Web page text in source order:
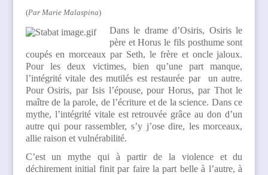
(Par Marie Malaspina)
Dans le drame d’Osiris, Osiris le
père et Horus le fils posthume sont
coupés en morceaux par Seth, le frère et oncle jaloux.
Pour les deux victimes, bien qu’une part manque,
l’intégrité vitale des mutilés est restaurée par
un autre.
Pour Osiris, par Isis l’épouse, pour Horus, par Thot le
maître de la parole, de l’écriture et de la science. Dans ce
mythe, l’intégrité vitale est retrouvée grâce au don d’un
autre qui pour rassembler, s’y j’ose dire, les morceaux,
allie raison et vulnérabilité.
C’est un mythe qui à partir de la violence et du
déchirement initial finit par faire la part belle à l’autre, à